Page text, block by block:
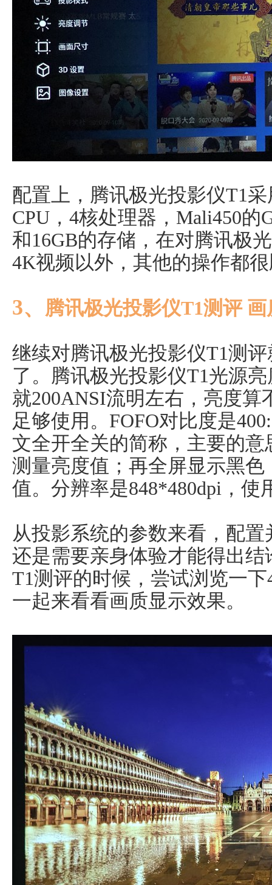
配置上，腾讯极光投影仪T1
CPU，4核处理器，Mali450的
和16GB的存储，在对腾讯极
4K视频以外，其他的操作都
3、 腾讯极光投影仪T1测评 画
继续对腾讯极光投影仪T1测
了。腾讯极光投影仪T1光源
就200ANSI流明左右，亮度
足够使用。FOFO对比度是
文全开全关的简称，主要的
测量亮度值；再全屏显示黑
值。分辨率是848*480dpi，使
从投影系统的参数来看，配
还是需要亲身体验才能得出
T1测评的时候，尝试浏览一
一起来看看画质显示效果。